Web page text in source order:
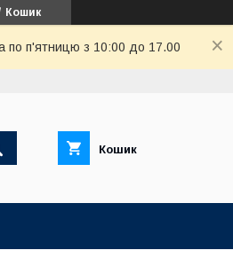
Кошик
по п'ятницю з 10:00 до 17.00
Кошик